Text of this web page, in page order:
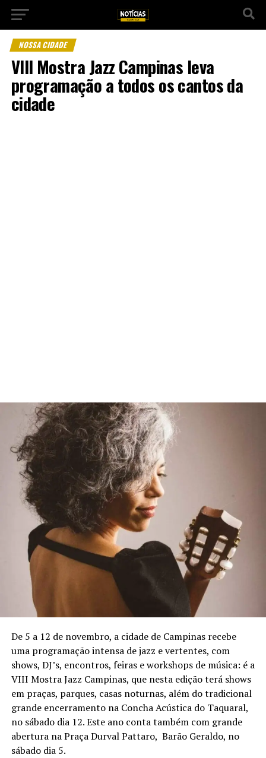
NOSSA CIDADE
VIII Mostra Jazz Campinas leva
programação a todos os cantos da
cidade
De 5 a 12 de novembro, a cidade de Campinas recebe
uma programação intensa de jazz e vertentes, com
shows, DJ’s, encontros, feiras e workshops de música: é a
VIII Mostra Jazz Campinas, que nesta edição terá shows
em praças, parques, casas noturnas, além do tradicional
grande encerramento na Concha Acústica do Taquaral,
no sábado dia 12. Este ano conta também com grande
abertura na Praça Durval Pattaro, Barão Geraldo, no
sábado dia 5.